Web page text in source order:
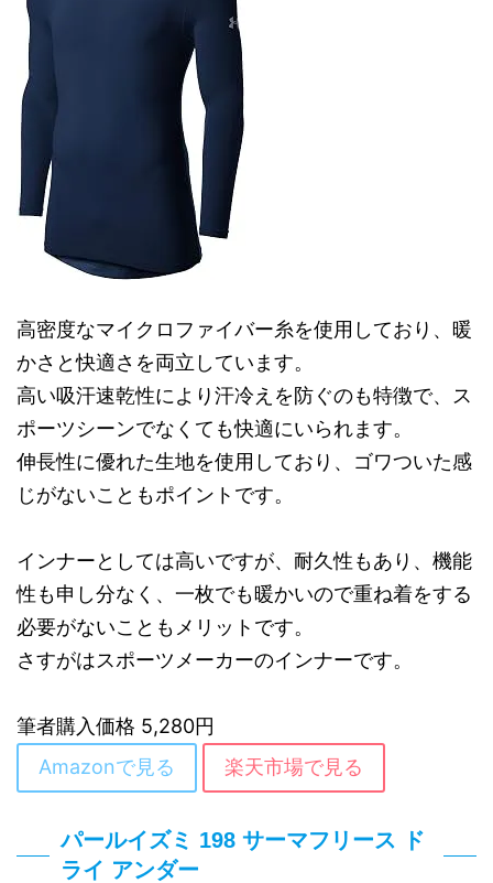
高密度なマイクロファイバー糸を使用しており、暖
かさと快適さを両立しています。
高い吸汗速乾性により汗冷えを防ぐのも特徴で、ス
ポーツシーンでなくても快適にいられます。
伸長性に優れた生地を使用しており、ゴワついた感
じがないこともポイントです。
インナーとしては高いですが、耐久性もあり、機能
性も申し分なく、一枚でも暖かいので重ね着をする
必要がないこともメリットです。
さすがはスポーツメーカーのインナーです。
筆者購入価格 5,280円
Amazonで見る
楽天市場で見る
パールイズミ 198 サーマフリース ド
ライ アンダー